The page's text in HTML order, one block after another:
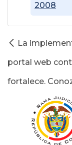
2008
La
portal web
fortalece.